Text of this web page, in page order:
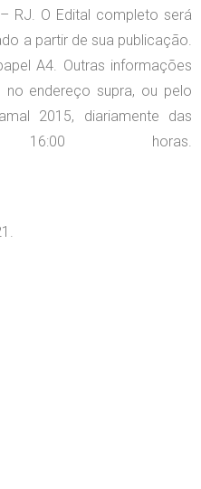
RJ. O Edital completo será
a partir de sua publicação.
A4. Outras informações
endereço supra, ou pelo
2015, diariamente das
horas.